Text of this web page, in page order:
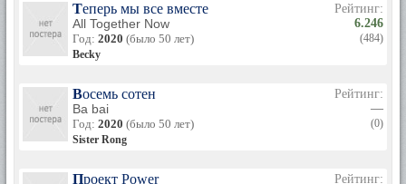
Теперь мы все вместе
All Together Now
Год: 2020 (было 50 лет)
Becky
Рейтинг:
6.246
(484)
Восемь сотен
Ba bai
Год: 2020 (было 50 лет)
Sister Rong
Рейтинг:
—
(0)
Проект Power
Рейтинг: